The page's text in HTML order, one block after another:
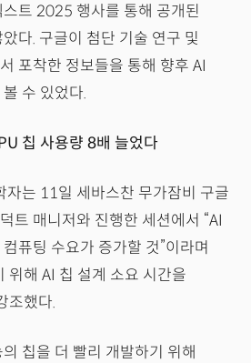
트 2025 행사를 통해 공개된
다. 구글이 첨단 기술 연구 및
포착한 정보들을 통해 향후 AI
수 있었다.
칩 사용량 8배 늘었다
자는 11일 세바스찬 무가잠비 구글
트 매니저와 진행한 세션에서 “AI
퓨팅 수요가 증가할 것”이라며
위해 AI 칩 설계 소요 시간을
조했다.
칩을 더 빨리 개발하기 위해